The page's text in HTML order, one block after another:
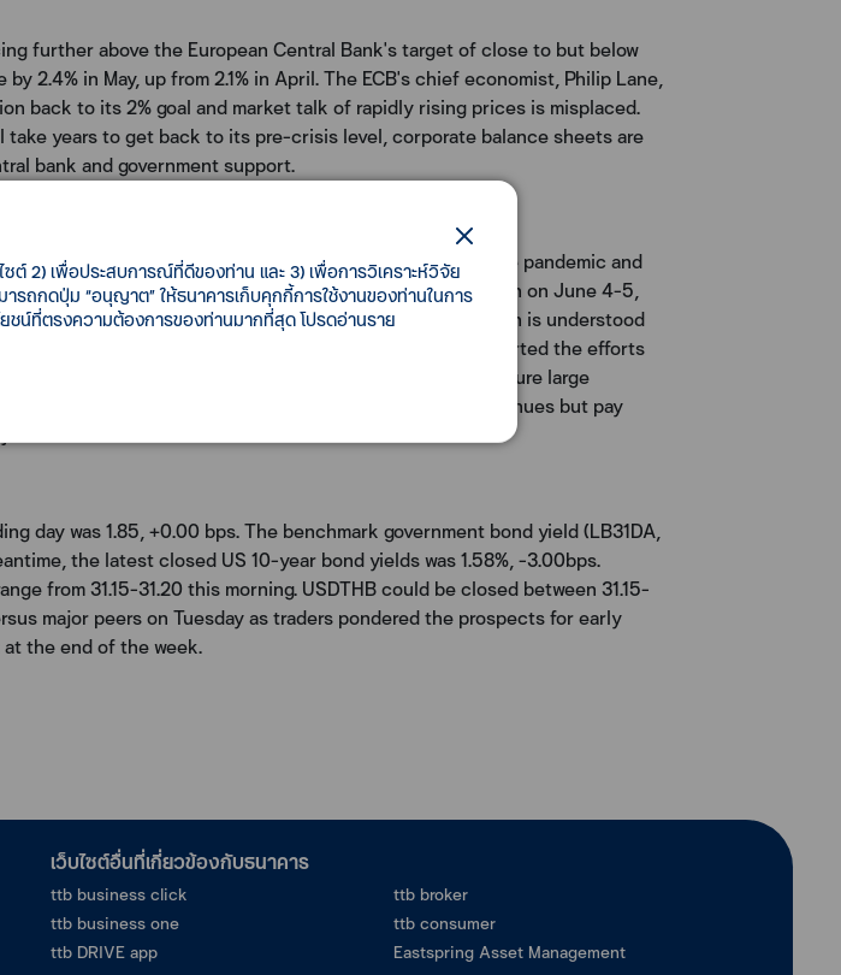
further above the European Central Bank's target of close to but below
2.4% in May, up from 2.1% in April. The ECB's chief economist, Philip Lane,
back to its 2% goal and market talk of rapidly rising prices is misplaced.
years to get back to its pre-crisis level, corporate balance sheets are
bank and government support.
week to support their economies as they emerge from the pandemic and
communique showed. G7 officials, set to meet in London on June 4-5,
"ensure long-term sustainability of public finances", which is understood
on public finances, the draft said the G7 strongly supported the efforts
to set a global minimum corporate tax level that would ensure large
the problem of large companies that generate huge revenues but pay
day was 1.85, +0.00 bps. The benchmark government bond yield (LB31DA,
the latest closed US 10-year bond yields was 1.58%, -3.00bps.
from 31.15-31.20 this morning. USDTHB could be closed between 31.15-
major peers on Tuesday as traders pondered the prospects for early
the end of the week.
ซต์ 2) เพื่อประสบการณ์ที่ดีของท่าน และ 3) เพื่อการวิเคราะห์วิจัย
รถกดปุ่ม “อนุญาต” ให้ธนาคารเก็บคุกกี้การใช้งานของท่านในการ
ชน์ที่ตรงความต้องการของท่านมากที่สุด โปรดอ่านราย
เว็บไซต์อื่นที่เกี่ยวข้องกับธนาคาร
ttb business click
ttb business one
ttb DRIVE app
ttb broker
ttb consumer
Eastspring Asset Management